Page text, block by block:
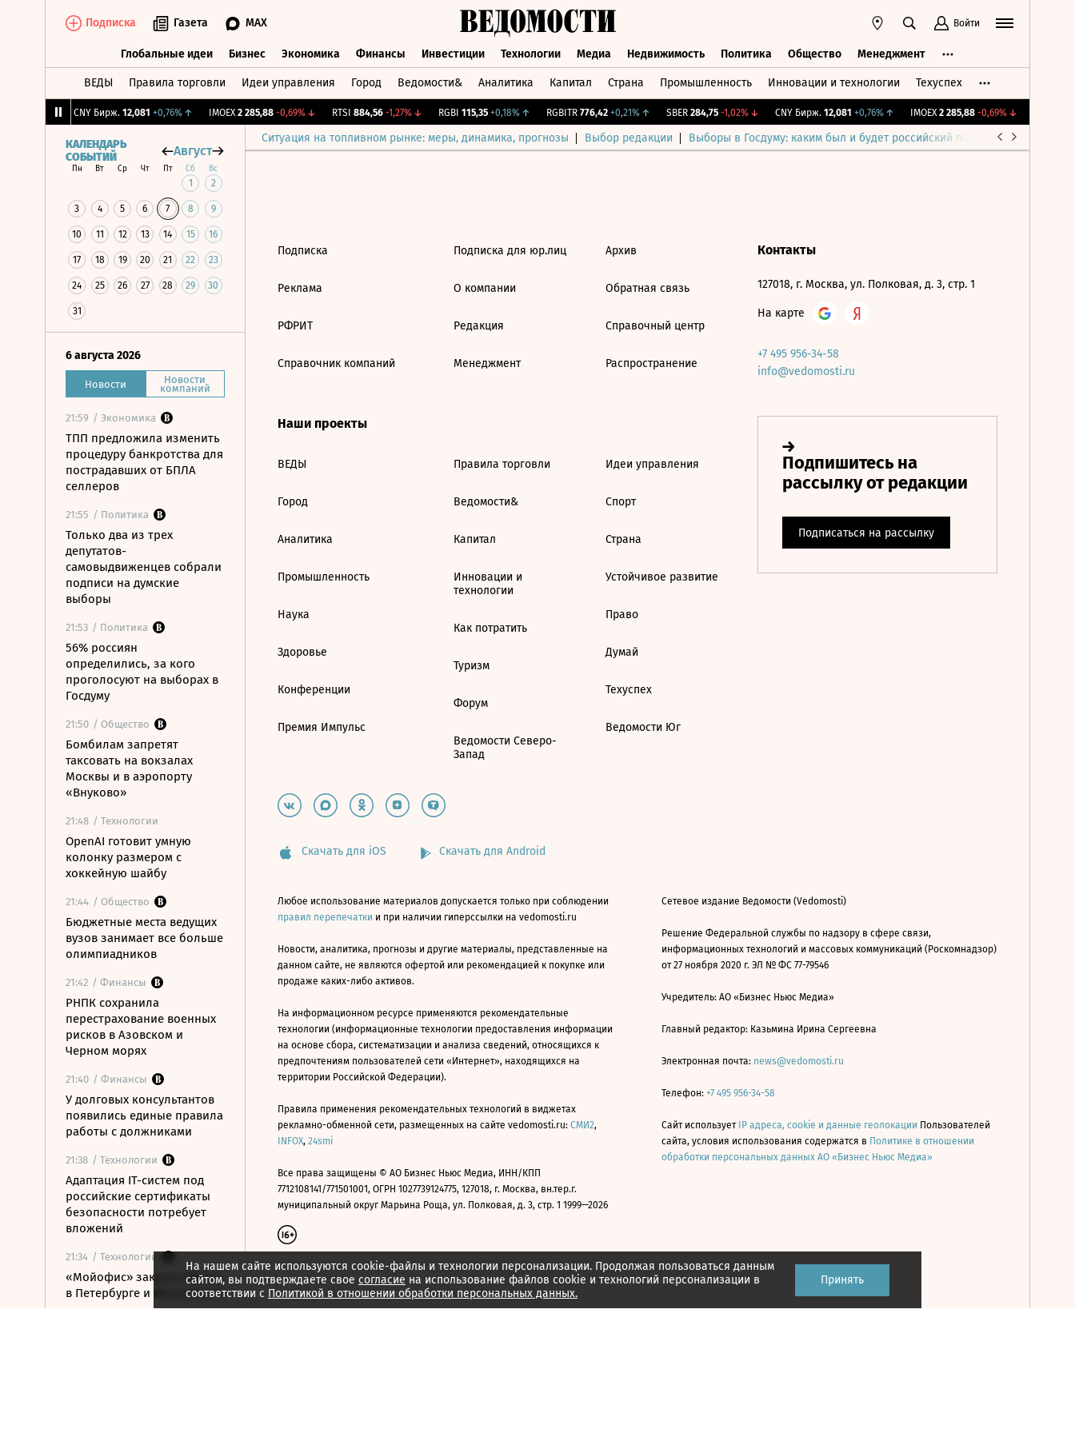
Подписка Газета MAX Войти
Глобальные идеи Бизнес Экономика Финансы Инвестиции Технологии Медиа Недвижимость Политика Общество Менеджмент
ВЕДЫ Правила торговли Идеи управления Город Ведомости& Аналитика Капитал Страна Промышленность Инновации и технологии Техуспех
CNY Бирж. 12,081 +0,76%↑ IMOEX 2 285,88 -0,69%↓ RTSI 884,56 -1,27%↓ RGBI 115,35 +0,18%↑ RGBITR 776,42 +0,21%↑ SBER 284,75 -1,02%↓ CNY Бирж. 12,081 +0,76%↑ IMOEX 2 285,88 -0,69%↓
Ситуация на топливном рынке: меры, динамика, прогнозы Выбор редакции Выборы в Госдуму: каким был и будет российский парламент
КАЛЕНДАРЬ
СОБЫТИЙ
Август
Пн Вт Ср Чт Пт Сб Вс
1 2
3 4 5 6 7 8 9
10 11 12 13 14 15 16
17 18 19 20 21 22 23
24 25 26 27 28 29 30
31
6 августа 2026
Новости Новости
компаний
21:59 / Экономика
ТПП предложила изменить
процедуру банкротства для
пострадавших от БПЛА
селлеров
21:55 / Политика
Только два из трех
депутатов-
самовыдвиженцев собрали
подписи на думские
выборы
21:53 / Политика
56% россиян
определились, за кого
проголосуют на выборах в
Госдуму
21:50 / Общество
Бомбилам запретят
таксовать на вокзалах
Москвы и в аэропорту
«Внуково»
21:48 / Технологии
OpenAI готовит умную
колонку размером с
хоккейную шайбу
21:44 / Общество
Бюджетные места ведущих
вузов занимает все больше
олимпиадников
21:42 / Финансы
РНПК сохранила
перестрахование военных
рисков в Азовском и
Черном морях
21:40 / Финансы
У долговых консультантов
появились единые правила
работы с должниками
21:38 / Технологии
Адаптация IT-систем под
российские сертификаты
безопасности потребует
вложений
21:34 / Технологии
«Мойофис» закрыл офисы
в Петербурге и Иннополисе
На нашем сайте используются cookie-файлы и технологии персонализации. Продолжая пользоваться данным
сайтом, вы подтверждаете свое согласие на использование файлов cookie и технологий персонализации в
соответствии с Политикой в отношении обработки персональных данных.
Принять
Подписка
Реклама
РФРИТ
Справочник компаний
Подписка для юр.лиц
О компании
Редакция
Менеджмент
Архив
Обратная связь
Справочный центр
Распространение
Наши проекты
ВЕДЫ
Город
Аналитика
Промышленность
Наука
Здоровье
Конференции
Премия Импульс
Правила торговли
Ведомости&
Капитал
Инновации и
технологии
Как потратить
Туризм
Форум
Ведомости Северо-
Запад
Идеи управления
Спорт
Страна
Устойчивое развитие
Право
Думай
Техуспех
Ведомости Юг
Контакты
127018, г. Москва, ул. Полковая, д. 3, стр. 1
На карте
+7 495 956-34-58
info@vedomosti.ru
Скачать для iOS Скачать для Android
Любое использование материалов допускается только при соблюдении
правил перепечатки и при наличии гиперссылки на vedomosti.ru
Новости, аналитика, прогнозы и другие материалы, представленные на
данном сайте, не являются офертой или рекомендацией к покупке или
продаже каких-либо активов.
На информационном ресурсе применяются рекомендательные
технологии (информационные технологии предоставления информации
на основе сбора, систематизации и анализа сведений, относящихся к
предпочтениям пользователей сети «Интернет», находящихся на
территории Российской Федерации).
Правила применения рекомендательных технологий в виджетах
рекламно-обменной сети, размещенных на сайте vedomosti.ru: СМИ2,
INFOX, 24smi
Все права защищены © АО Бизнес Ньюс Медиа, ИНН/КПП
7712108141/771501001, ОГРН 1027739124775, 127018, г. Москва, вн.тер.г.
муниципальный округ Марьина Роща, ул. Полковая, д. 3, стр. 1 1999—2026
Сетевое издание Ведомости (Vedomosti)
Решение Федеральной службы по надзору в сфере связи,
информационных технологий и массовых коммуникаций (Роскомнадзор)
от 27 ноября 2020 г. ЭЛ № ФС 77-79546
Учредитель: АО «Бизнес Ньюс Медиа»
Главный редактор: Казьмина Ирина Сергеевна
Электронная почта: news@vedomosti.ru
Телефон: +7 495 956-34-58
Сайт использует IP адреса, cookie и данные геолокации Пользователей
сайта, условия использования содержатся в Политике в отношении
обработки персональных данных АО «Бизнес Ньюс Медиа»